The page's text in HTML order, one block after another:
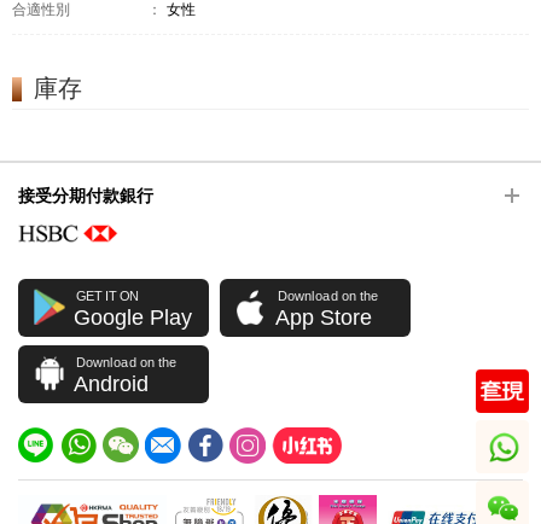
合適性別 ： 女性
庫存
接受分期付款銀行
GET IT ON
Google Play
Download on the
App Store
Download on the
Android
whatsapp